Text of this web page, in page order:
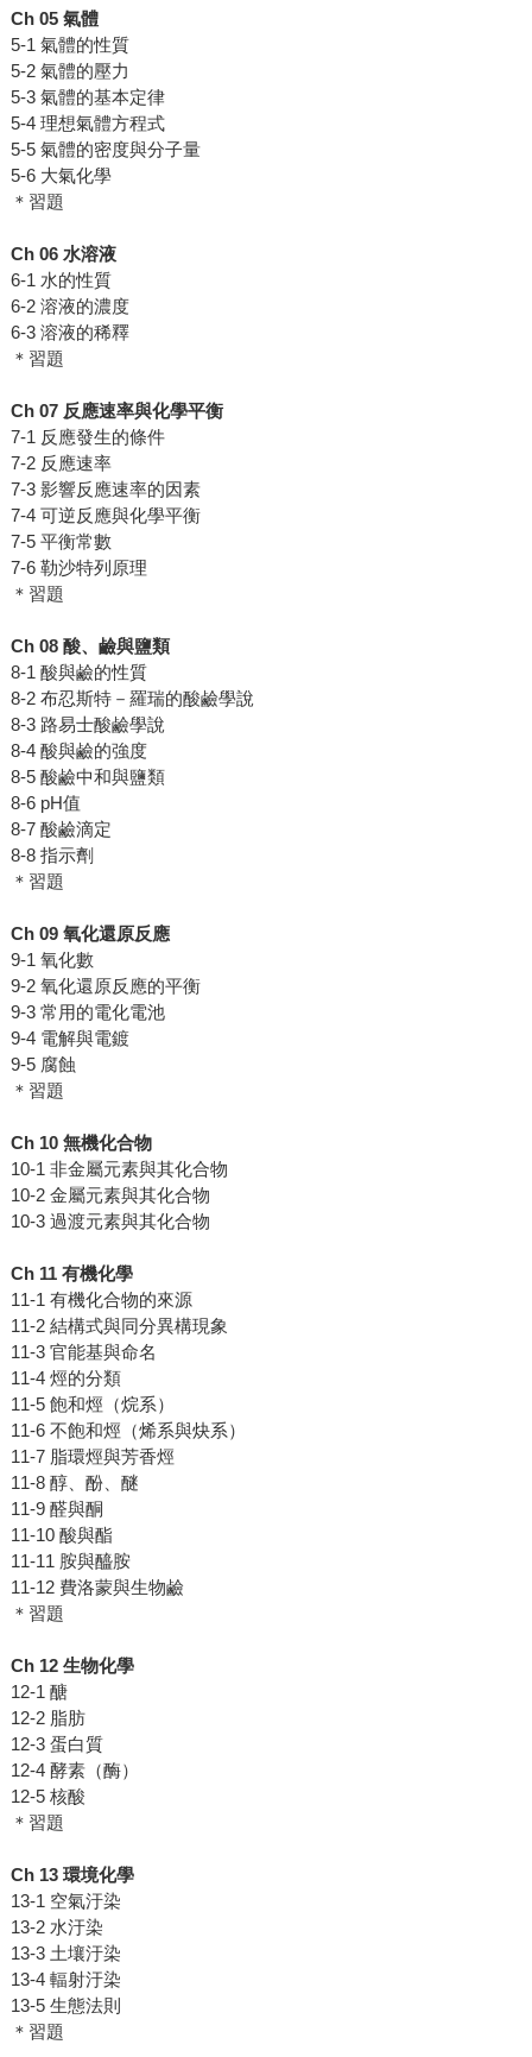
Ch 05 氣體
5-1 氣體的性質
5-2 氣體的壓力
5-3 氣體的基本定律
5-4 理想氣體方程式
5-5 氣體的密度與分子量
5-6 大氣化學
＊習題
Ch 06 水溶液
6-1 水的性質
6-2 溶液的濃度
6-3 溶液的稀釋
＊習題
Ch 07 反應速率與化學平衡
7-1 反應發生的條件
7-2 反應速率
7-3 影響反應速率的因素
7-4 可逆反應與化學平衡
7-5 平衡常數
7-6 勒沙特列原理
＊習題
Ch 08 酸、鹼與鹽類
8-1 酸與鹼的性質
8-2 布忍斯特－羅瑞的酸鹼學說
8-3 路易士酸鹼學說
8-4 酸與鹼的強度
8-5 酸鹼中和與鹽類
8-6 pH值
8-7 酸鹼滴定
8-8 指示劑
＊習題
Ch 09 氧化還原反應
9-1 氧化數
9-2 氧化還原反應的平衡
9-3 常用的電化電池
9-4 電解與電鍍
9-5 腐蝕
＊習題
Ch 10 無機化合物
10-1 非金屬元素與其化合物
10-2 金屬元素與其化合物
10-3 過渡元素與其化合物
Ch 11 有機化學
11-1 有機化合物的來源
11-2 結構式與同分異構現象
11-3 官能基與命名
11-4 烴的分類
11-5 飽和烴（烷系）
11-6 不飽和烴（烯系與炔系）
11-7 脂環烴與芳香烴
11-8 醇、酚、醚
11-9 醛與酮
11-10 酸與酯
11-11 胺與醯胺
11-12 費洛蒙與生物鹼
＊習題
Ch 12 生物化學
12-1 醣
12-2 脂肪
12-3 蛋白質
12-4 酵素（酶）
12-5 核酸
＊習題
Ch 13 環境化學
13-1 空氣汙染
13-2 水汙染
13-3 土壤汙染
13-4 輻射汙染
13-5 生態法則
＊習題